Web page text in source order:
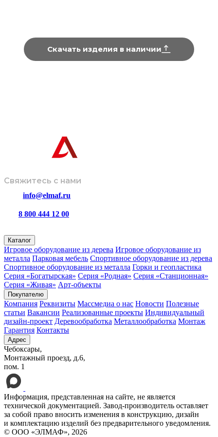
Скачать изделия в наличии
Свяжитесь с нами
info@elmaf.ru
8 800 444 12 00
Каталог
Игровое оборудование из дерева Игровое оборудование из
металла Парковая мебель Спортивное оборудование из дерева
Спортивное оборудование из металла Горки и геопластика
Серия «Богатырская» Серия «Родная» Серия «Станционная»
Серия «Живая» Арт-объекты
Покупателю
Компания Реквизиты Массмедиа о нас Новости Полезные
статьи Вакансии Реализованные проекты Индивидуальный
дизайн-проект Деревообработка Металлообработка Монтаж
Гарантия Контакты
Адрес
Чебоксары,
Монтажный проезд, д.6,
пом. 1
Информация, представленная на сайте, не является
технической документацией. Завод-производитель оставляет
за собой право вносить изменения в конструкцию, дизайн
и комплектацию изделий без предварительного уведомления.
© ООО «ЭЛМАФ», 2026